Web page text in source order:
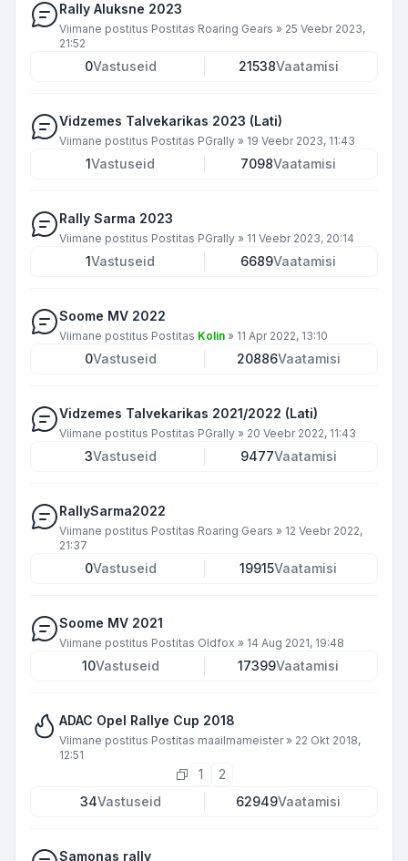
Rally Aluksne 2023
Viimane postitus Postitas Roaring Gears » 25 Veebr 2023,
21:52
0Vastuseid 21538Vaatamisi
Vidzemes Talvekarikas 2023 (Lati)
Viimane postitus Postitas PGrally » 19 Veebr 2023, 11:43
1Vastuseid 7098Vaatamisi
Rally Sarma 2023
Viimane postitus Postitas PGrally » 11 Veebr 2023, 20:14
1Vastuseid 6689Vaatamisi
Soome MV 2022
Viimane postitus Postitas Kolin » 11 Apr 2022, 13:10
0Vastuseid 20886Vaatamisi
Vidzemes Talvekarikas 2021/2022 (Lati)
Viimane postitus Postitas PGrally » 20 Veebr 2022, 11:43
3Vastuseid 9477Vaatamisi
RallySarma2022
Viimane postitus Postitas Roaring Gears » 12 Veebr 2022,
21:37
0Vastuseid 19915Vaatamisi
Soome MV 2021
Viimane postitus Postitas Oldfox » 14 Aug 2021, 19:48
10Vastuseid 17399Vaatamisi
ADAC Opel Rallye Cup 2018
Viimane postitus Postitas maailmameister» 22 Okt 2018,
12:51
1
2
34Vastuseid 62949Vaatamisi
Samonas rally